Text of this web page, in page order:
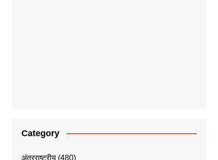
Category
अंतरराष्ट्रीय(480)